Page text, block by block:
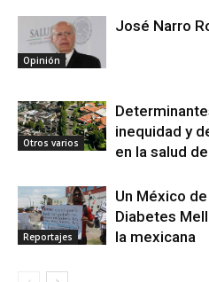
Opinión
José Narro
Otros varios
inequidad y
en la salud
Reportajes
Un México
Diabetes
la mexicana